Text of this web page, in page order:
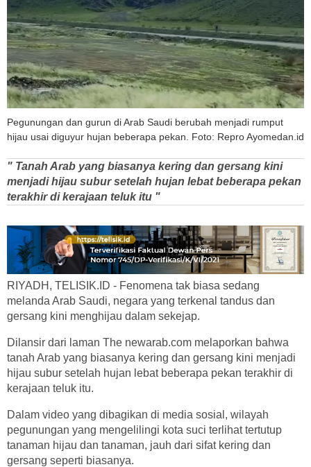
Pegunungan dan gurun di Arab Saudi berubah menjadi rumput
hijau usai diguyur hujan beberapa pekan. Foto: Repro Ayomedan.id
" Tanah Arab yang biasanya kering dan gersang kini
menjadi hijau subur setelah hujan lebat beberapa pekan
terakhir di kerajaan teluk itu "
RIYADH, TELISIK.ID - Fenomena tak biasa sedang
melanda Arab Saudi, negara yang terkenal tandus dan
gersang kini menghijau dalam sekejap.
Dilansir dari laman The newarab.com melaporkan bahwa
tanah Arab yang biasanya kering dan gersang kini menjadi
hijau subur setelah hujan lebat beberapa pekan terakhir di
kerajaan teluk itu.
Dalam video yang dibagikan di media sosial, wilayah
pegunungan yang mengelilingi kota suci terlihat tertutup
tanaman hijau dan tanaman, jauh dari sifat kering dan
gersang seperti biasanya.